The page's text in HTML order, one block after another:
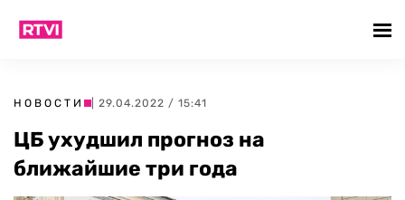
НОВОСТИ | 29.04.2022 / 15:41
ЦБ ухудшил прогноз на
ближайшие три года